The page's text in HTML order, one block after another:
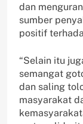
dan
sumber
positif
“Selain itu
semangat
dan saling
masyarakat